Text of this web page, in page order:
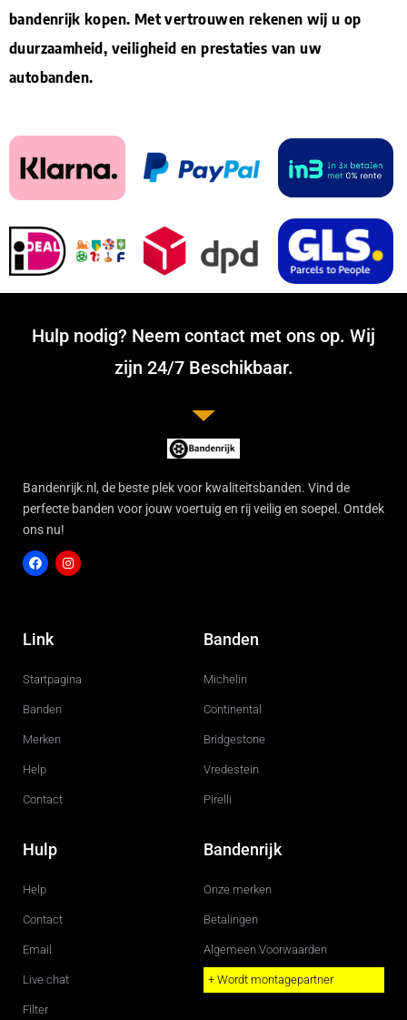
bandenrijk kopen. Met vertrouwen rekenen wij u op
duurzaamheid, veiligheid en prestaties van uw
autobanden.
Hulp nodig? Neem contact met ons op. Wij
zijn 24/7 Beschikbaar.
Bandenrijk.nl, de beste plek voor kwaliteitsbanden. Vind de
perfecte banden voor jouw voertuig en rij veilig en soepel. Ontdek
ons nu!
c
e
o
g
r
Link
Startpagina
Banden
Merken
Help
Contact
Banden
Michelin
Continental
Bridgestone
Vredestein
Pirelli
Hulp
Help
Contact
Email
Live chat
Filter
Bandenrijk
Onze merken
Betalingen
Algemeen Voorwaarden
+ Wordt montagepartner